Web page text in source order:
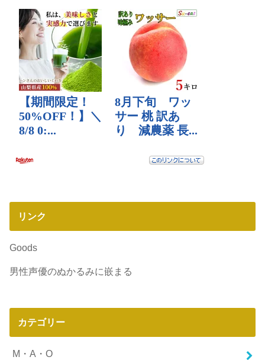
リンク
Goods
男性声優のぬかるみに嵌まる
カテゴリー
M・A・O